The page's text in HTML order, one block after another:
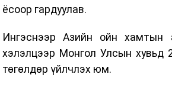
ёсоор гардуулав.
Ингэснээр Азийн ойн хамтын
хэлэлцээр Монгол Улсын хувьд
төгөлдөр үйлчлэх юм.